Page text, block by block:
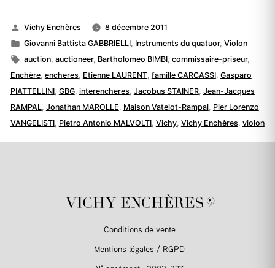
Publié
par
Vichy Enchères
8 décembre 2011
Publié
dans
Giovanni Battista GABBRIELLI Instruments du quatuor,Violon
Étiquettes :
auction ,auctioneer, Bartholomeo BIMBI ,commissaire-priseur,
Enchère, encheres Etienne LAURENT, famille CARCASSI, Gasparo
PIATTELLINI, GBG, interencheres Jacobus STAINER, Jean-Jacques
RAMPAL Jonathan MAROLLE Maison Vatelot-Rampal, Pier Lorenzo
VANGELISTI, Pietro Antonio MALVOLTI, Vichy, Vichy Enchères violon
Conditions de vente
Mentions légales / RGPD